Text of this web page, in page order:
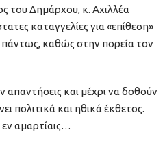
του Δημάρχου, κ. Αχιλλέα
καταγγελίες για «επίθεση»
καθώς στην πορεία τον
απαντήσεις και μέχρι να δοθούν
πολιτικά και ηθικά έκθετος.
αμαρτίαις…